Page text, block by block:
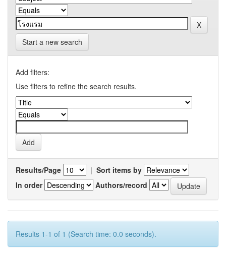
Start a new search
Add filters:
Use filters to refine the search results.
Results/Page | Sort items by
In order
Authors/record
Results 1-1 of 1 (Search time: 0.0 seconds).